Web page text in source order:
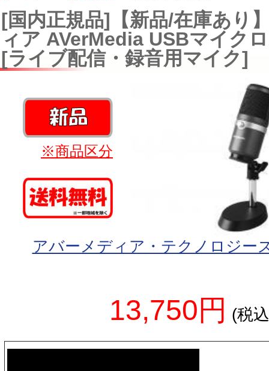
[国内正規品]【新品/在庫あり
ィア AVerMedia USBマイク
[ライブ配信・録音用マイク]
※商品区分
アバーメディア・テクノロジー
13,750円 (税